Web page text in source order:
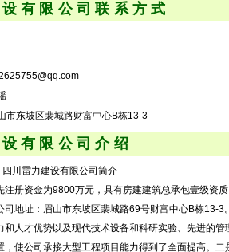
有限公司联系方式
市东坡区裴城路财富中心B栋13-3
有限公司介绍
有限公司简介
注册资金为9800万元，具有房建建筑总承包壹级资
司地址：眉山市东坡区裴城路69号财富中心B栋13-3
人才优势以及现代技术设备和科研实验、先进的
，使公司承接大型工程项目能力得到了全面提高。